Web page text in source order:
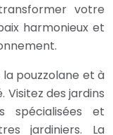
votre
harmonieux et
pouzzolane et à
des jardins
spécialisées et
jardiniers. La